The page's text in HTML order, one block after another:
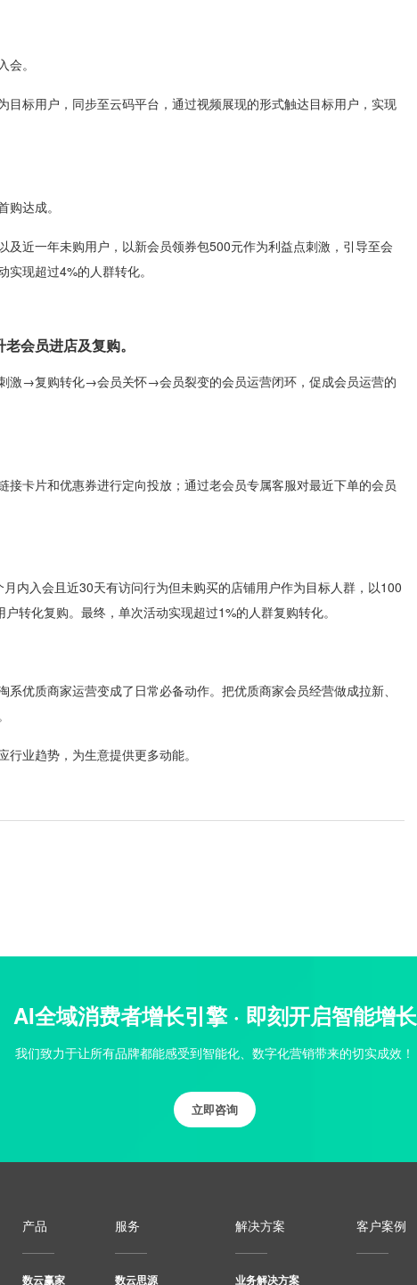
。
目标用户，同步至云码平台，通过视频展现的形式触达目标用户，实现
达成。
及近一年未购用户，以新会员领券包500元作为利益点刺激，引导至会
现超过4%的人群转化。
会员进店及复购。
激→复购转化→会员关怀→会员裂变的会员运营闭环，促成会员运营的
接卡片和优惠券进行定向投放；通过老会员专属客服对最近下单的会员
内入会且近30天有访问行为但未购买的店铺用户作为目标人群，以100
转化复购。最终，单次活动实现超过1%的人群复购转化。
优质商家运营变成了日常必备动作。把优质商家会员经营做成拉新、
业趋势，为生意提供更多动能。
AI全域消费者增长引擎 · 即刻开启智能增长
我们致力于让所有品牌都能感受到智能化、数字化营销带来的切实成效！
立即咨询
产品
数云赢家
服务
数云思源
解决方案
业务解决方案
客户案例